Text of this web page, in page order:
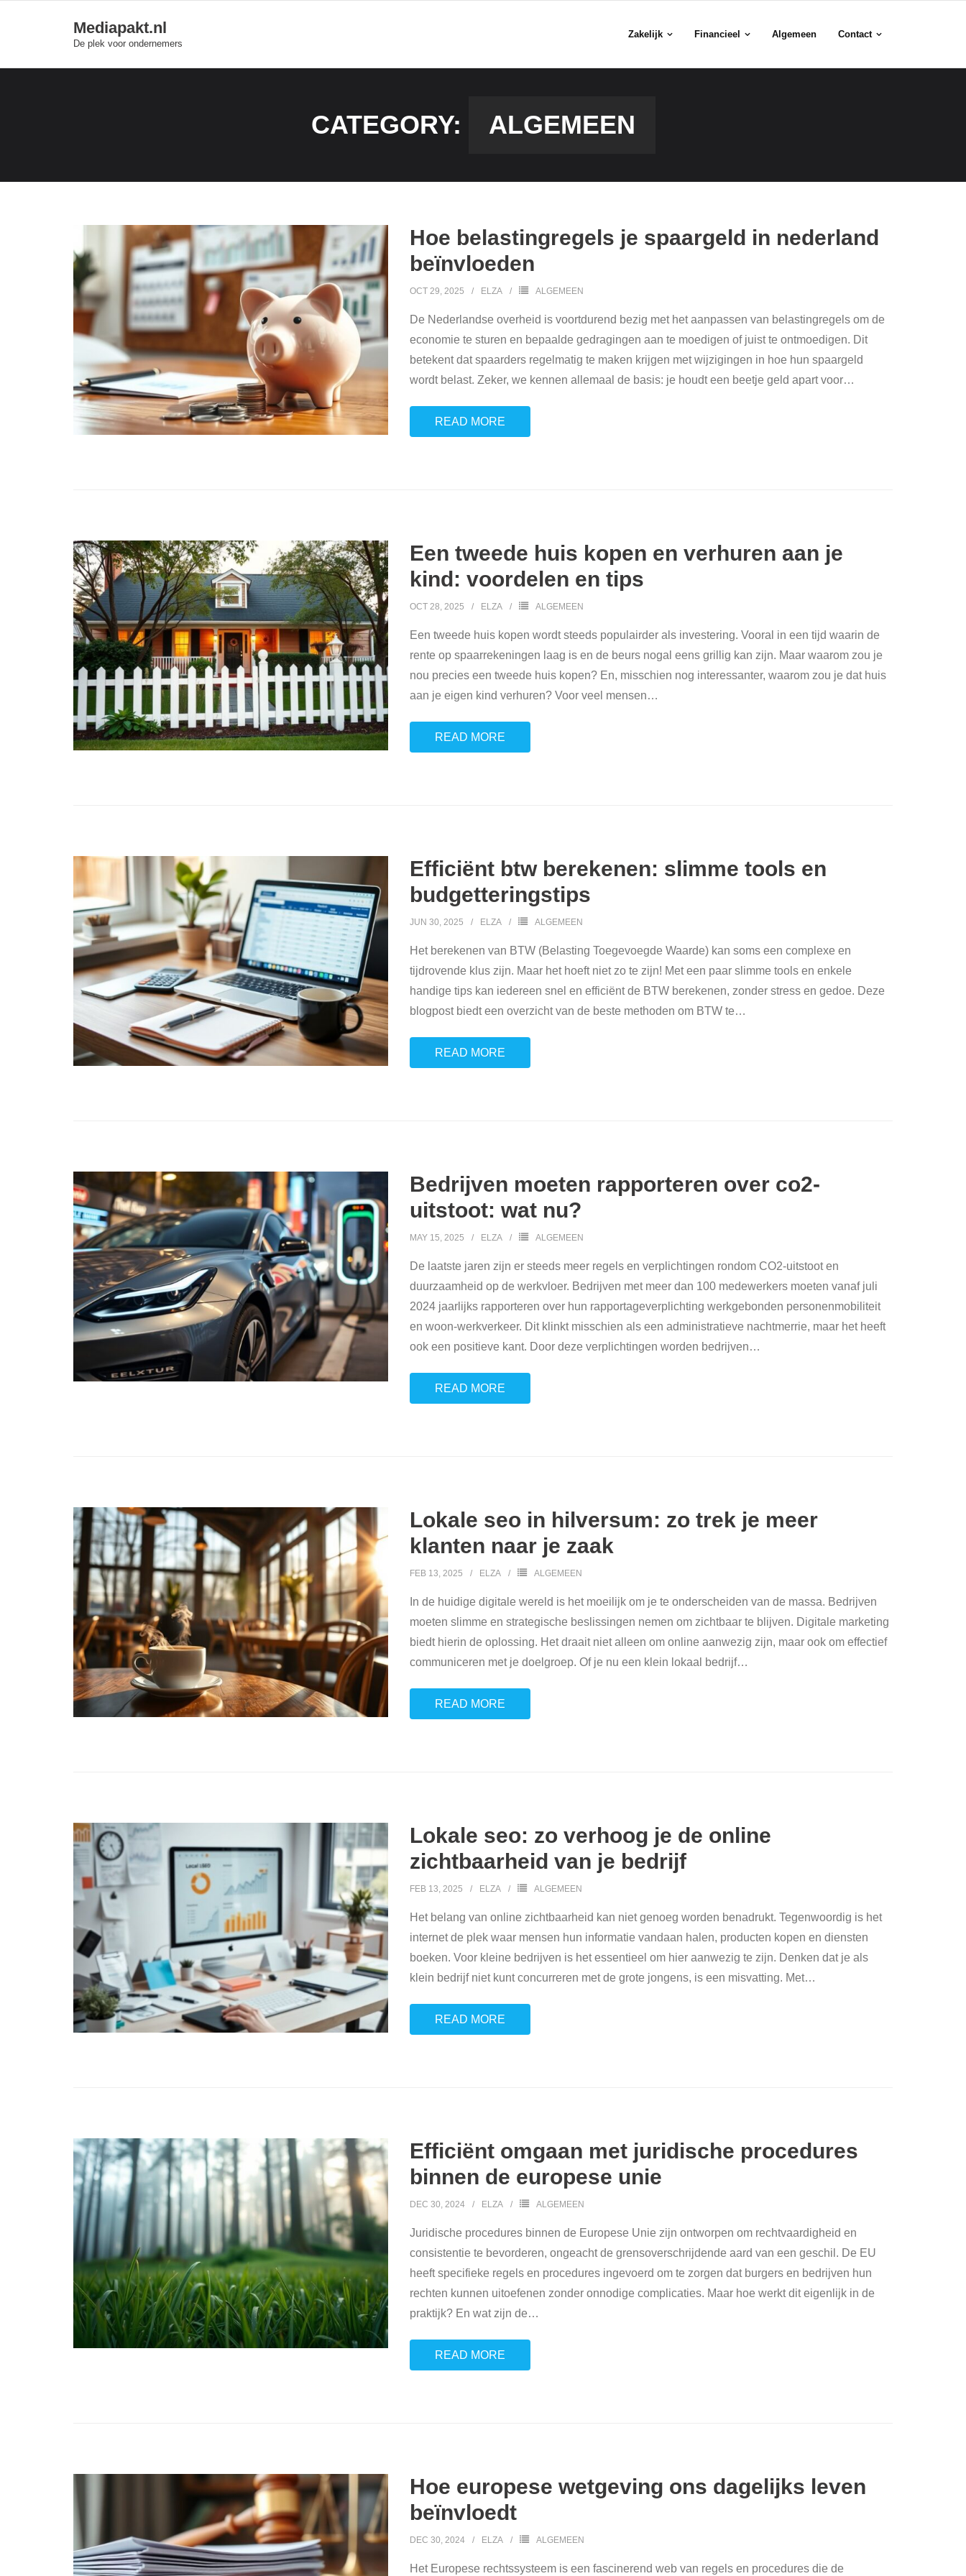
Mediapakt.nl
De plek voor ondernemers
Zakelijk Financieel Algemeen Contact
CATEGORY: ALGEMEEN
Hoe belastingregels je spaargeld in nederland
beïnvloeden
OCT 29, 2025 ELZA ALGEMEEN
De Nederlandse overheid is voortdurend bezig met het aanpassen van belastingregels om de
economie te sturen en bepaalde gedragingen aan te moedigen of juist te ontmoedigen. Dit
betekent dat spaarders regelmatig te maken krijgen met wijzigingen in hoe hun spaargeld
wordt belast. Zeker, we kennen allemaal de basis: je houdt een beetje geld apart voor…
READ MORE
Een tweede huis kopen en verhuren aan je
kind: voordelen en tips
OCT 28, 2025 ELZA ALGEMEEN
Een tweede huis kopen wordt steeds populairder als investering. Vooral in een tijd waarin de
rente op spaarrekeningen laag is en de beurs nogal eens grillig kan zijn. Maar waarom zou je
nou precies een tweede huis kopen? En, misschien nog interessanter, waarom zou je dat huis
aan je eigen kind verhuren? Voor veel mensen…
READ MORE
Efficiënt btw berekenen: slimme tools en
budgetteringstips
JUN 30, 2025 ELZA ALGEMEEN
Het berekenen van BTW (Belasting Toegevoegde Waarde) kan soms een complexe en
tijdrovende klus zijn. Maar het hoeft niet zo te zijn! Met een paar slimme tools en enkele
handige tips kan iedereen snel en efficiënt de BTW berekenen, zonder stress en gedoe. Deze
blogpost biedt een overzicht van de beste methoden om BTW te…
READ MORE
Bedrijven moeten rapporteren over co2-
uitstoot: wat nu?
MAY 15, 2025 ELZA ALGEMEEN
De laatste jaren zijn er steeds meer regels en verplichtingen rondom CO2-uitstoot en
duurzaamheid op de werkvloer. Bedrijven met meer dan 100 medewerkers moeten vanaf juli
2024 jaarlijks rapporteren over hun rapportageverplichting werkgebonden personenmobiliteit
en woon-werkverkeer. Dit klinkt misschien als een administratieve nachtmerrie, maar het heeft
ook een positieve kant. Door deze verplichtingen worden bedrijven…
READ MORE
Lokale seo in hilversum: zo trek je meer
klanten naar je zaak
FEB 13, 2025 ELZA ALGEMEEN
In de huidige digitale wereld is het moeilijk om je te onderscheiden van de massa. Bedrijven
moeten slimme en strategische beslissingen nemen om zichtbaar te blijven. Digitale marketing
biedt hierin de oplossing. Het draait niet alleen om online aanwezig zijn, maar ook om effectief
communiceren met je doelgroep. Of je nu een klein lokaal bedrijf…
READ MORE
Lokale seo: zo verhoog je de online
zichtbaarheid van je bedrijf
FEB 13, 2025 ELZA ALGEMEEN
Het belang van online zichtbaarheid kan niet genoeg worden benadrukt. Tegenwoordig is het
internet de plek waar mensen hun informatie vandaan halen, producten kopen en diensten
boeken. Voor kleine bedrijven is het essentieel om hier aanwezig te zijn. Denken dat je als
klein bedrijf niet kunt concurreren met de grote jongens, is een misvatting. Met…
READ MORE
Efficiënt omgaan met juridische procedures
binnen de europese unie
DEC 30, 2024 ELZA ALGEMEEN
Juridische procedures binnen de Europese Unie zijn ontworpen om rechtvaardigheid en
consistentie te bevorderen, ongeacht de grensoverschrijdende aard van een geschil. De EU
heeft specifieke regels en procedures ingevoerd om te zorgen dat burgers en bedrijven hun
rechten kunnen uitoefenen zonder onnodige complicaties. Maar hoe werkt dit eigenlijk in de
praktijk? En wat zijn de…
READ MORE
Hoe europese wetgeving ons dagelijks leven
beïnvloedt
DEC 30, 2024 ELZA ALGEMEEN
Het Europese rechtssysteem is een fascinerend web van regels en procedures die de